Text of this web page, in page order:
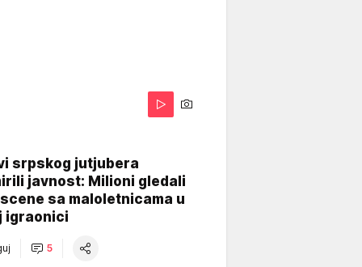
srpskog jutjubera
javnost: Milioni gledali
sa maloletnicama u
igraonici
5